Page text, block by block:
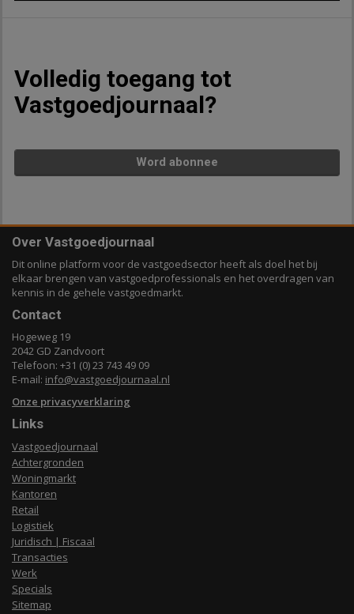
Volledig toegang tot
Vastgoedjournaal?
Word abonnee
Over Vastgoedjournaal
Dit online platform voor de vastgoedsector heeft als doel het bij
elkaar brengen van vastgoedprofessionals en het overdragen van
kennis in de gehele vastgoedmarkt.
Contact
Hogeweg 19
2042 GD Zandvoort
Telefoon: +31 (0) 23 743 49 09
E-mail: info@vastgoedjournaal.nl
Onze privacyverklaring
Links
Vastgoedjournaal
Achtergronden
Woningmarkt
Kantoren
Retail
Logistiek
Juridisch | Fiscaal
Transacties
Werk
Specials
Sitemap